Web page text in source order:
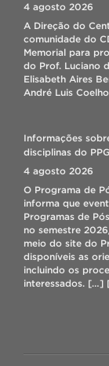
conteúdo da
Seleção bolsista
Prezados(as)!
correção de
através do
matricula”.
ajustes na
porém a
4 agosto 2026
A Direção do
comunidade do
Memorial para
do Prof. Luciano
Elisabeth Aires
André Luis
Informações
disciplinas do
4 agosto 2026
O Programa de
informa que
Programas de
no semestre
meio do site do
disponíveis as
incluindo os
interessados. […]